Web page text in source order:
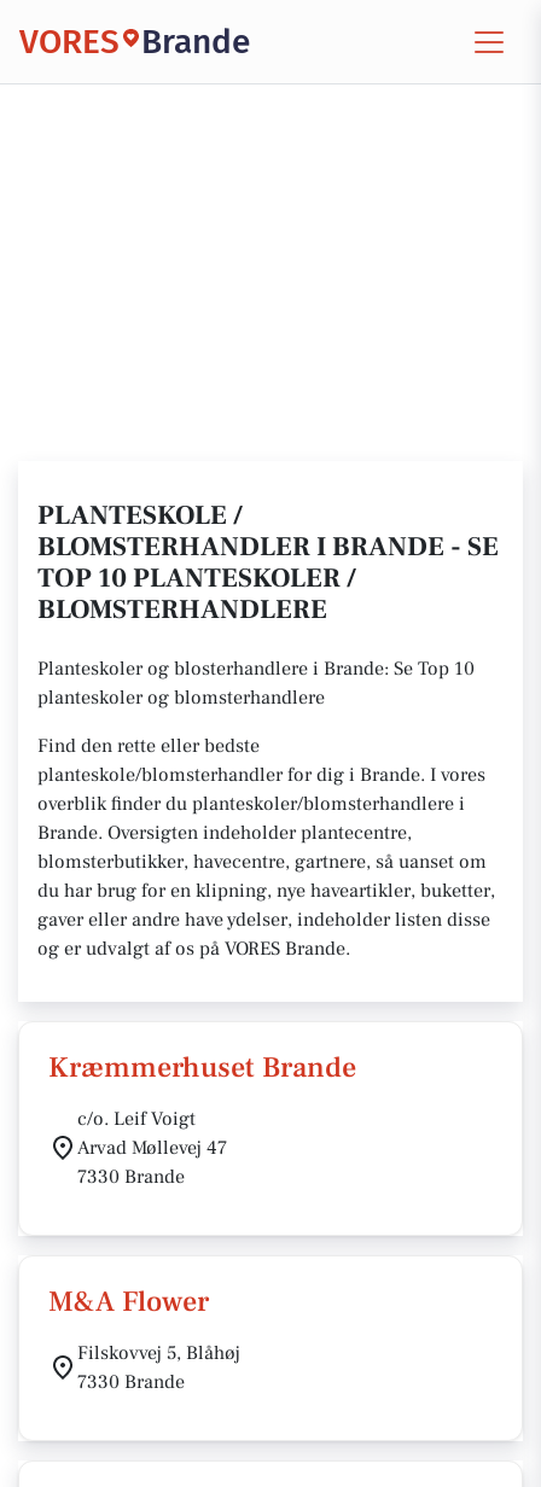
VORES Brande
PLANTESKOLE /
BLOMSTERHANDLER I BRANDE - SE
TOP 10 PLANTESKOLER /
BLOMSTERHANDLERE
Planteskoler og blosterhandlere i Brande: Se Top 10
planteskoler og blomsterhandlere
Find den rette eller bedste
planteskole/blomsterhandler for dig i Brande. I vores
overblik finder du planteskoler/blomsterhandlere i
Brande. Oversigten indeholder plantecentre,
blomsterbutikker, havecentre, gartnere, så uanset om
du har brug for en klipning, nye haveartikler, buketter,
gaver eller andre have ydelser, indeholder listen disse
og er udvalgt af os på VORES Brande.
Kræmmerhuset Brande
c/o. Leif Voigt
Arvad Møllevej 47
7330 Brande
M&A Flower
Filskovvej 5, Blåhøj
7330 Brande